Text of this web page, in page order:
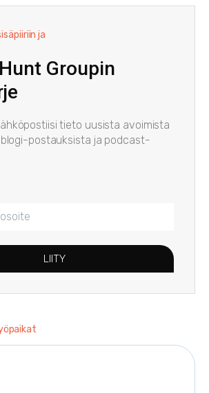
ja
Groupin
tieto uusista avoimista
postauksista ja podcast-
LIITY